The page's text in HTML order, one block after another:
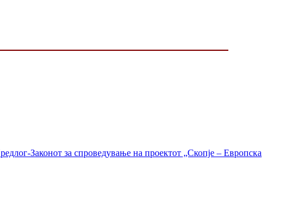
Законот за спроведување на проектот „Скопје – Европска